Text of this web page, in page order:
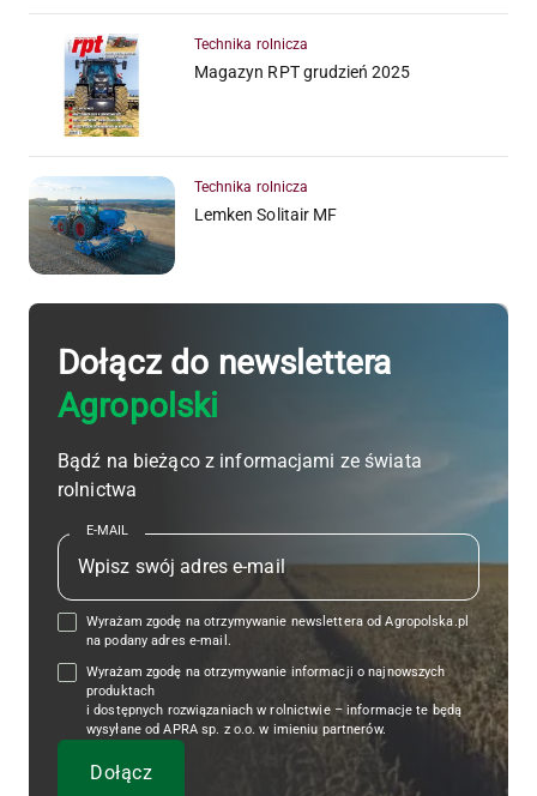
Technika rolnicza
Magazyn RPT grudzień 2025
Technika rolnicza
Lemken Solitair MF
Dołącz do newslettera
Agropolski
Bądź na bieżąco z informacjami ze świata
rolnictwa
E-MAIL
Wyrażam zgodę na otrzymywanie newslettera od Agropolska.pl
na podany adres e-mail.
Wyrażam zgodę na otrzymywanie informacji o najnowszych
produktach
i dostępnych rozwiązaniach w rolnictwie – informacje te będą
wysyłane od APRA sp. z o.o. w imieniu partnerów.